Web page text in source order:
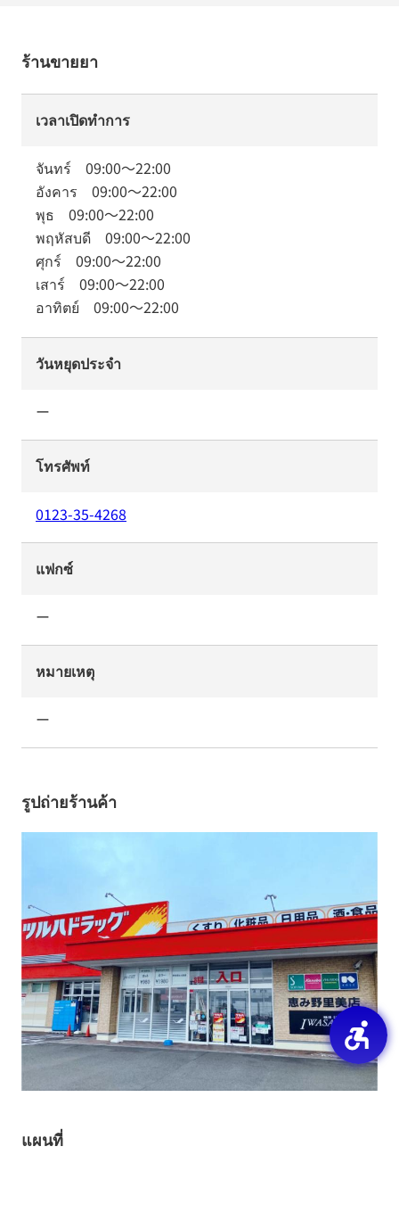
ร้านขายยา
เวลาเปิดทำการ
จันทร์ 09:00～22:00
อังคาร 09:00～22:00
พุธ 09:00～22:00
พฤหัสบดี 09:00～22:00
ศุกร์ 09:00～22:00
เสาร์ 09:00～22:00
อาทิตย์ 09:00～22:00
วันหยุดประจำ
ー
โทรศัพท์
0123-35-4268
แฟกซ์
ー
หมายเหตุ
ー
รูปถ่ายร้านค้า
แผนที่